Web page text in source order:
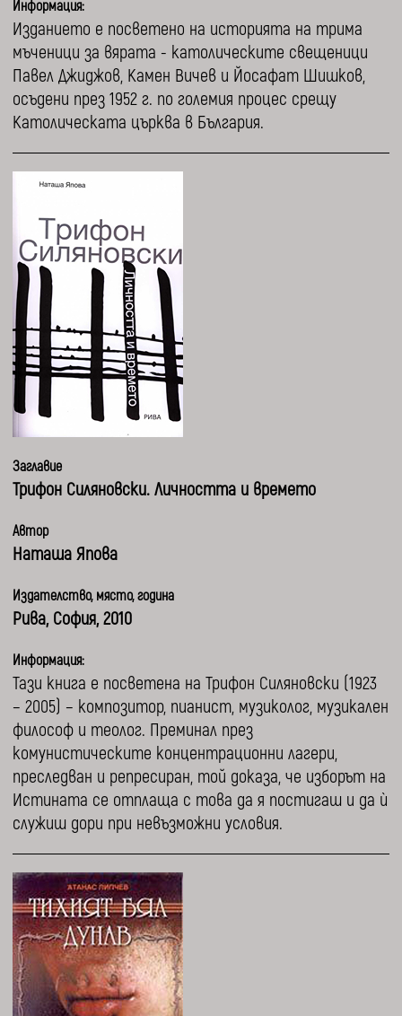
Информация:
Изданието е посветено на историята на трима
мъченици за вярата - католическите свещеници
Павел Джиджов, Камен Вичев и Йосафат Шишков,
осъдени през 1952 г. по големия процес срещу
Католическата църква в България.
Заглавие
Трифон Силяновски. Личността и времето
Автор
Наташа Япова
Издателство, място, година
Рива, София, 2010
Информация:
Тази книга е посветена на Трифон Силяновски (1923
– 2005) – композитор, пианист, музиколог, музикален
философ и теолог. Преминал през
комунистическите концентрационни лагери,
преследван и репресиран, той доказа, че изборът на
Истината се отплаща с това да я постигаш и да ѝ
служиш дори при невъзможни условия.